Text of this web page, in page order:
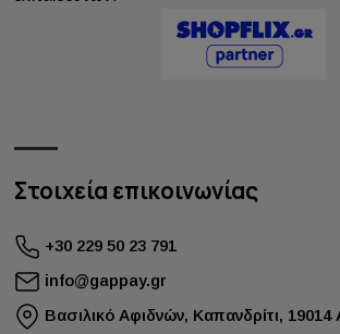
Στοιχεία επικοινωνίας
+30 229 50 23 791
info@gappay.gr
Bασιλικό Αφιδνών, Καπανδρίτι, 19014